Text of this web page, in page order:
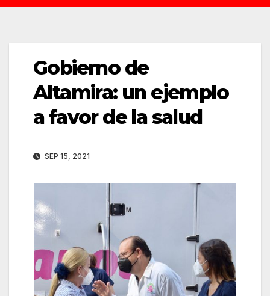
Gobierno de
Altamira: un ejemplo
a favor de la salud
SEP 15, 2021